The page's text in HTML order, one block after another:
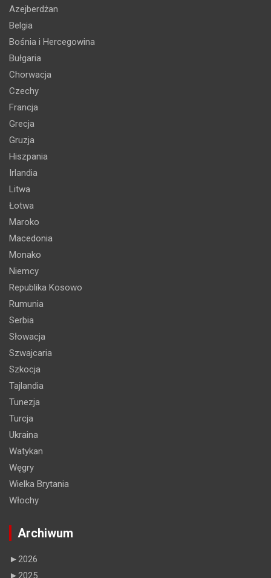
Azejberdżan
Belgia
Bośnia i Hercegowina
Bułgaria
Chorwacja
Czechy
Francja
Grecja
Gruzja
Hiszpania
Irlandia
Litwa
Łotwa
Maroko
Macedonia
Monako
Niemcy
Republika Kosowo
Rumunia
Serbia
Słowacja
Szwajcaria
Szkocja
Tajlandia
Tunezja
Turcja
Ukraina
Watykan
Węgry
Wielka Brytania
Włochy
Archiwum
►2026
►2025